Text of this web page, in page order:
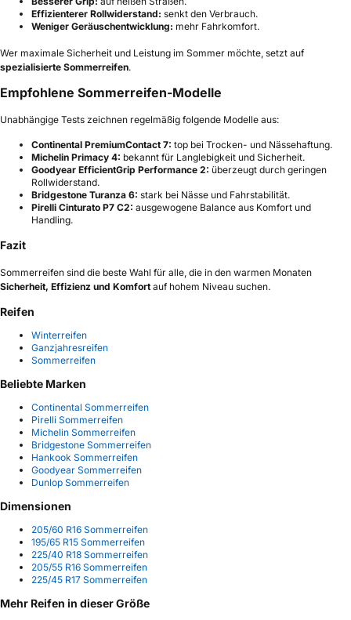
Effizienterer Rollwiderstand: senkt den Verbrauch.
Weniger Geräuschentwicklung: mehr Fahrkomfort.
Wer maximale Sicherheit und Leistung im Sommer möchte, setzt auf
spezialisierte Sommerreifen.
Empfohlene Sommerreifen-Modelle
Unabhängige Tests zeichnen regelmäßig folgende Modelle aus:
Continental PremiumContact 7: top bei Trocken- und Nässehaftung.
Michelin Primacy 4: bekannt für Langlebigkeit und Sicherheit.
Goodyear EfficientGrip Performance 2: überzeugt durch geringen
Rollwiderstand.
Bridgestone Turanza 6: stark bei Nässe und Fahrstabilität.
Pirelli Cinturato P7 C2: ausgewogene Balance aus Komfort und
Handling.
Fazit
Sommerreifen sind die beste Wahl für alle, die in den warmen Monaten
Sicherheit, Effizienz und Komfort auf hohem Niveau suchen.
Reifen
Winterreifen
Ganzjahresreifen
Sommerreifen
Beliebte Marken
Continental Sommerreifen
Pirelli Sommerreifen
Michelin Sommerreifen
Bridgestone Sommerreifen
Hankook Sommerreifen
Goodyear Sommerreifen
Dunlop Sommerreifen
Dimensionen
205/60 R16 Sommerreifen
195/65 R15 Sommerreifen
225/40 R18 Sommerreifen
205/55 R16 Sommerreifen
225/45 R17 Sommerreifen
Mehr Reifen in dieser Größe